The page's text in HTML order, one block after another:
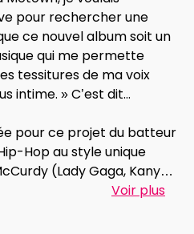
pour rechercher une
ce nouvel album soit un
qui me permette
tessitures de ma voix
intime. » C’est dit...
pour ce projet du batteur
Hop au style unique
(Lady Gaga, Kanye,
que du bassiste
Angry (Prince, The
Voir plus